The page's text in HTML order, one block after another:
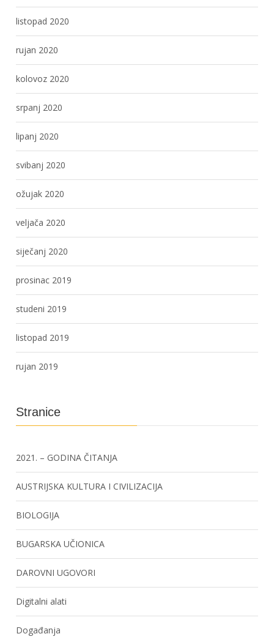
listopad 2020
rujan 2020
kolovoz 2020
srpanj 2020
lipanj 2020
svibanj 2020
ožujak 2020
veljača 2020
siječanj 2020
prosinac 2019
studeni 2019
listopad 2019
rujan 2019
Stranice
2021. – GODINA ČITANJA
AUSTRIJSKA KULTURA I CIVILIZACIJA
BIOLOGIJA
BUGARSKA UČIONICA
DAROVNI UGOVORI
Digitalni alati
Događanja